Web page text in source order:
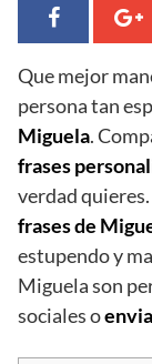
Que mejor
persona tan
Miguela.
frases
verdad
frases de
estupendo y
Miguela son
sociales o